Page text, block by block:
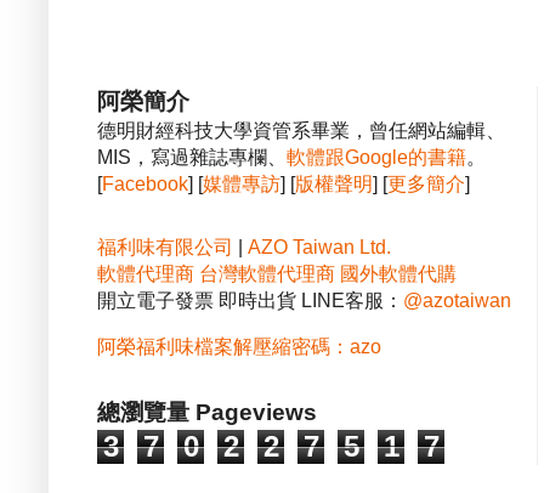
阿榮簡介
德明財經科技大學資管系畢業，曾任網站編輯、
MIS，寫過雜誌專欄、 軟體跟Google的書籍。
[Facebook] [媒體專訪] [版權聲明] [更多簡介]
福利味有限公司
AZO Taiwan Ltd.
軟體代理商 台灣軟體代理商 國外軟體代購
開立電子發票 即時出貨 LINE客服： @azotaiwan
阿榮福利味檔案解壓縮密碼：azo
總瀏覽量 Pageviews
3 7 0 2 2 7 5 1 7